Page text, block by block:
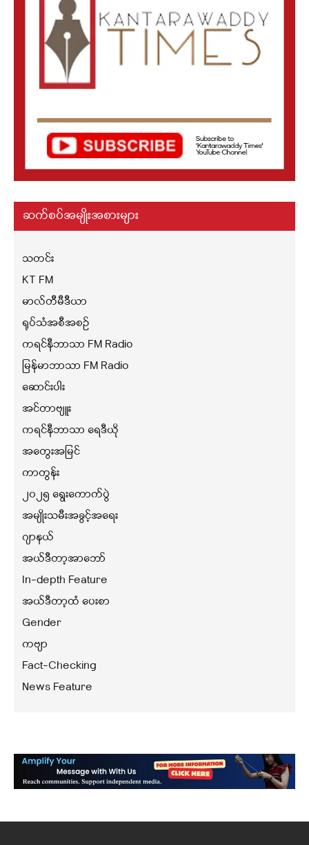
ဆက်စပ်အမျိုးအစားများ
သတင်း
KT FM
မာလ်တီမီဒီယာ
ရုပ်သံအစီအစဉ်
ကရင်နီဘာသာ FM Radio
မြန်မာဘာသာ FM Radio
ဆောင်းပါး
အင်တာဗျူး
ကရင်နီဘာသာ ရေဒီယို
အတွေးအမြင်
ကာတွန်း
၂၀၂၅ ရွေးကောက်ပွဲ
အမျိုးသမီးအခွင့်အရေး
ဂျာနယ်
အယ်ဒီတာ့အာဘော်
In-depth Feature
အယ်ဒီတာ့ထံ ပေးစာ
Gender
ကဗျာ
Fact-Checking
News Feature